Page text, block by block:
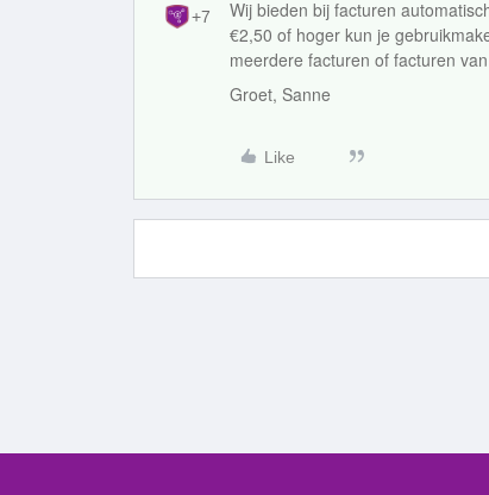
+7
Wij bieden bij facturen
€2,50 of hoger kun je
meerdere facturen of facturen
Groet, Sanne
Like